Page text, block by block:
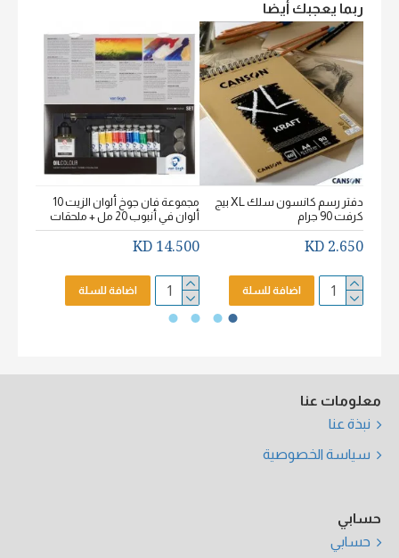
ربما يعجبك أيضا
دفتر رسم كانسون سلك XL بيج
كرفت 90 جرام
2.650 KD
اضافة للسلة
مجموعة فان جوخ ألوان الزيت 10
ألوان في أنبوب 20 مل + ملحقات
14.500 KD
اضافة للسلة
معلومات عنا
نبذة عنا
سياسة الخصوصية
حسابي
حسابي